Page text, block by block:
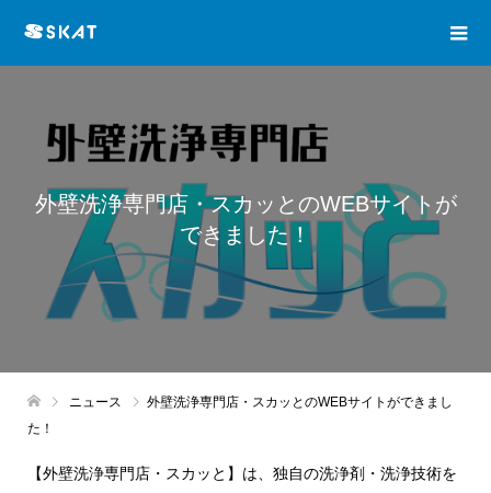
外壁洗浄専門店・スカッとのWEBサイトが
できました！
ニュース
外壁洗浄専門店・スカッとのWEBサイトができまし
た！
【外壁洗浄専門店・スカッと】は、独自の洗浄剤・洗浄技術を